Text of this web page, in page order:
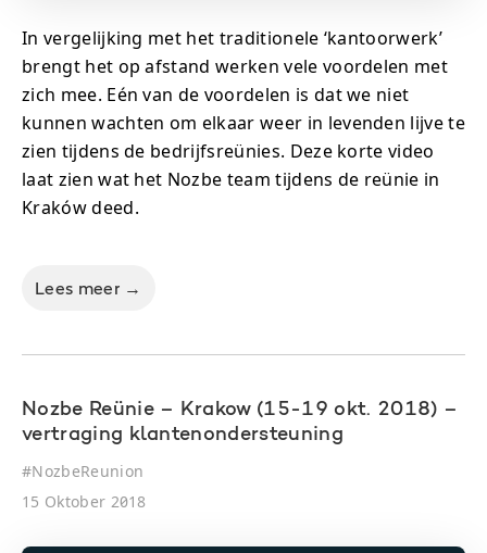
In vergelijking met het traditionele ‘kantoorwerk’
brengt het op afstand werken vele voordelen met
zich mee. Eén van de voordelen is dat we niet
kunnen wachten om elkaar weer in levenden lijve te
zien tijdens de bedrijfsreünies. Deze korte video
laat zien wat het Nozbe team tijdens de reünie in
Kraków deed.
Lees meer →
Nozbe Reünie – Krakow (15-19 okt. 2018) –
vertraging klantenondersteuning
#NozbeReunion
15 Oktober 2018